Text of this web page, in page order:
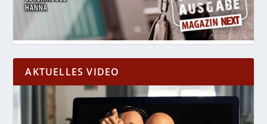
AKTUELLES VIDEO